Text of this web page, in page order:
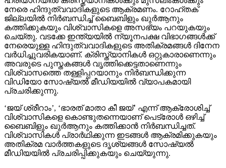
നേരെ ഹിന്ദുത്വവാദികളുടെ ആക്രമണം. റോഹ്തക്
ജില്ലയില്‍ നിര്‍ബന്ധിച്ച് ബൈബിളും ഖുര്‍ആനും
കത്തിക്കുകയും വിശ്വാസികളെ അസഭ്യം പറയുകയും
ചെയ്തു. വടക്കേ ഇന്ത്യയില്‍ ന്യൂനപക്ഷ വിഭാഗങ്ങള്‍ക്ക്
നേരെയുള്ള ഹിന്ദുത്വവാദികളുടെ അതിക്രമങ്ങള്‍ ദിനേന
വര്‍ധിച്ചുവരികയാണ്. ക്രിസ്ത്യാനികള്‍ ഒറ്റുകാരാണെന്നും
അവരുടെ പുസ്തകങ്ങള്‍ വൃത്തിക്കെട്ടതാണെന്നും
വിശ്വാസത്തെ തള്ളിപ്പറയാനും നിര്‍ബന്ധിക്കുന്ന
വിഡിയോ സോഷ്യല്‍ മീഡിയയില്‍ വ്യാപകമായി
പ്രചരിക്കുന്നു.
‘ജയ് ശ്രീറാം’, ‘ഭാരത് മാതാ കീ ജയ്’ എന്ന് ആക്രോശിച്ച്
വിശ്വാസികളെ കൊണ്ടുതന്നെയാണ് പെട്രോള്‍ ഒഴിച്ച്
ബൈബിളും ഖുര്‍ആനും കത്തിക്കാന്‍ നിര്‍ബന്ധിച്ചത്.
വിശ്വാസികള്‍ പ്രാര്‍ഥിക്കുന്ന ഇടങ്ങള്‍ ആക്രമിക്കുകയും
അതിക്രമ വാര്‍ത്തകളുടെ ദൃശ്യങ്ങള്‍ സോഷ്യല്‍
മീഡിയയില്‍ പ്രചരിപ്പിക്കുകയും ചെയ്യുന്നു.